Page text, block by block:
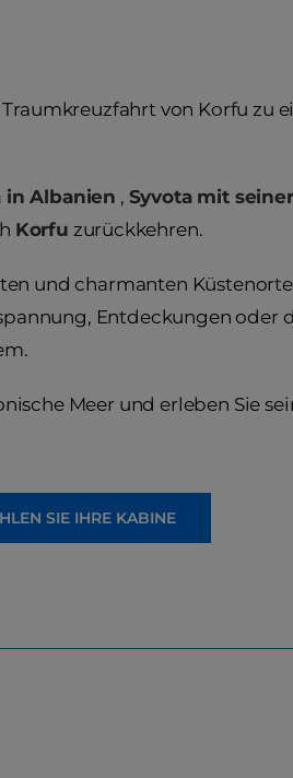
von Korfu zu
in Albanien , Syvota mit
Korfu zurückkehren.
und charmanten
Entdeckungen oder
Meer und erleben Sie
SIE IHRE KABINE